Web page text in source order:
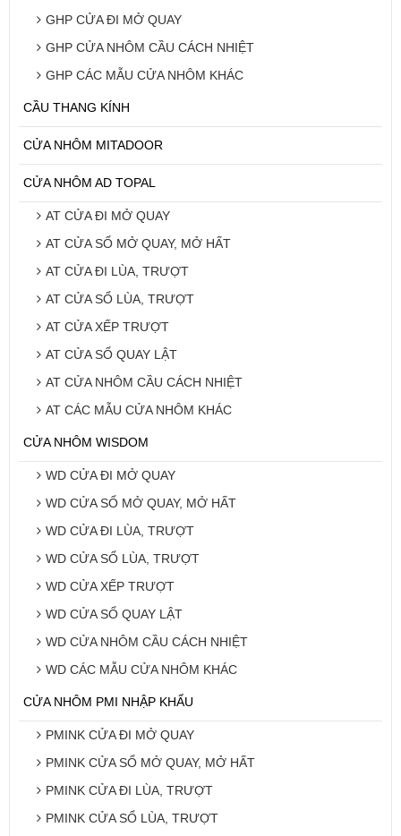
GHP CỬA ĐI MỞ QUAY
GHP CỬA NHÔM CẦU CÁCH NHIỆT
GHP CÁC MẪU CỬA NHÔM KHÁC
CẦU THANG KÍNH
CỬA NHÔM MITADOOR
CỬA NHÔM AD TOPAL
AT CỬA ĐI MỞ QUAY
AT CỬA SỔ MỞ QUAY, MỞ HẤT
AT CỬA ĐI LÙA, TRƯỢT
AT CỬA SỔ LÙA, TRƯỢT
AT CỬA XẾP TRƯỢT
AT CỬA SỔ QUAY LẬT
AT CỬA NHÔM CẦU CÁCH NHIỆT
AT CÁC MẪU CỬA NHÔM KHÁC
CỬA NHÔM WISDOM
WD CỬA ĐI MỞ QUAY
WD CỬA SỔ MỞ QUAY, MỞ HẤT
WD CỬA ĐI LÙA, TRƯỢT
WD CỬA SỔ LÙA, TRƯỢT
WD CỬA XẾP TRƯỢT
WD CỬA SỔ QUAY LẬT
WD CỬA NHÔM CẦU CÁCH NHIỆT
WD CÁC MẪU CỬA NHÔM KHÁC
CỬA NHÔM PMI NHẬP KHẨU
PMINK CỬA ĐI MỞ QUAY
PMINK CỬA SỔ MỞ QUAY, MỞ HẤT
PMINK CỬA ĐI LÙA, TRƯỢT
PMINK CỬA SỔ LÙA, TRƯỢT